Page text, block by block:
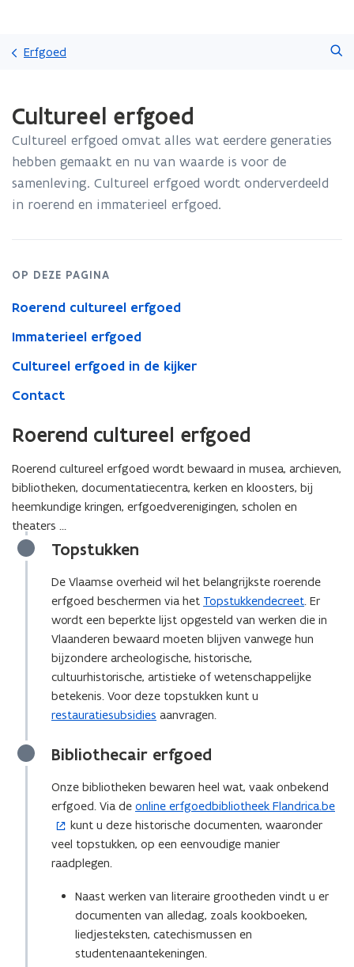
gaan
Erfgoed
met
laden.
bevindt
op:
Cultureel
Cultureel erfgoed
Cultureel erfgoed omvat alles wat eerdere generaties
hebben gemaakt en nu van waarde is voor de
samenleving. Cultureel erfgoed wordt onderverdeeld
in roerend en immaterieel erfgoed.
OP DEZE PAGINA
Roerend cultureel erfgoed
Immaterieel erfgoed
Cultureel erfgoed in de kijker
Contact
Roerend cultureel erfgoed
Roerend cultureel erfgoed wordt bewaard in musea, archieven,
bibliotheken, documentatiecentra, kerken en kloosters, bij
heemkundige kringen, erfgoedverenigingen, scholen en
theaters …
Topstukken
De Vlaamse overheid wil het belangrijkste roerende
erfgoed beschermen via het Topstukkendecreet. Er
wordt een beperkte lijst opgesteld van werken die in
Vlaanderen bewaard moeten blijven vanwege hun
bijzondere archeologische, historische,
cultuurhistorische, artistieke of wetenschappelijke
betekenis. Voor deze topstukken kunt u
restauratiesubsidies aanvragen.
Bibliothecair erfgoed
Onze bibliotheken bewaren heel wat, vaak onbekend
erfgoed. Via de online erfgoedbibliotheek Flandrica.be
(
o
p
t
i
n
n
kunt u deze historische documenten, waaronder
veel topstukken, op een eenvoudige manier
raadplegen.
Naast werken van literaire grootheden vindt u er
documenten van alledag, zoals kookboeken,
liedjesteksten, catechismussen en
studentenaantekeningen.